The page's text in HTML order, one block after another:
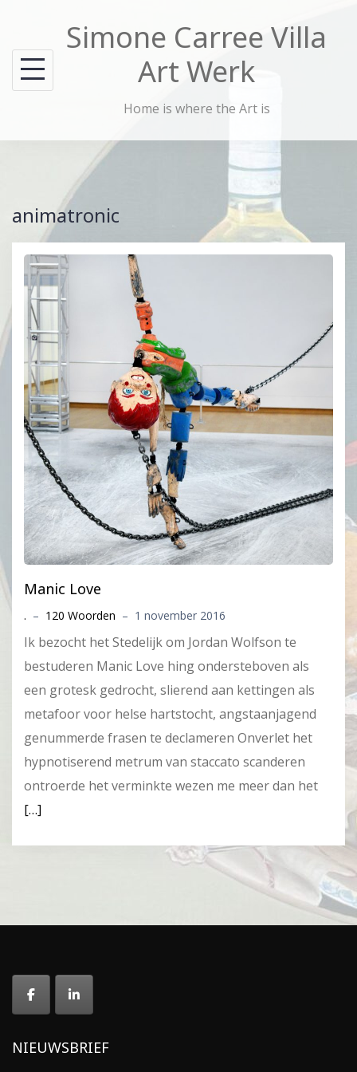
content
Simone Carree Villa
Art Werk
Home is where the Art is
animatronic
Manic Love
. – 120 Woorden – 1 november 2016
Ik bezocht het Stedelijk om Jordan Wolfson te
bestuderen Manic Love hing ondersteboven als
een grotesk gedrocht, slierend aan kettingen als
metafoor voor helse hartstocht, angstaanjagend
genummerde frasen te declameren Onverlet het
hypnotiserend metrum van staccato scanderen
ontroerde het verminkte wezen me meer dan het
[…]
NIEUWSBRIEF